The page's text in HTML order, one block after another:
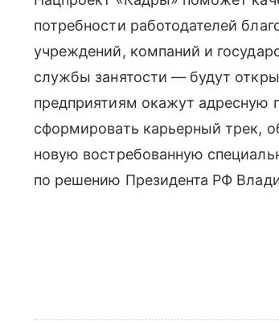
потребности работодателей
учреждений, компаний и
службы занятости — будут
предприятиям окажут адресную
сформировать карьерный трек,
новую востребованную
по решению Президента РФ